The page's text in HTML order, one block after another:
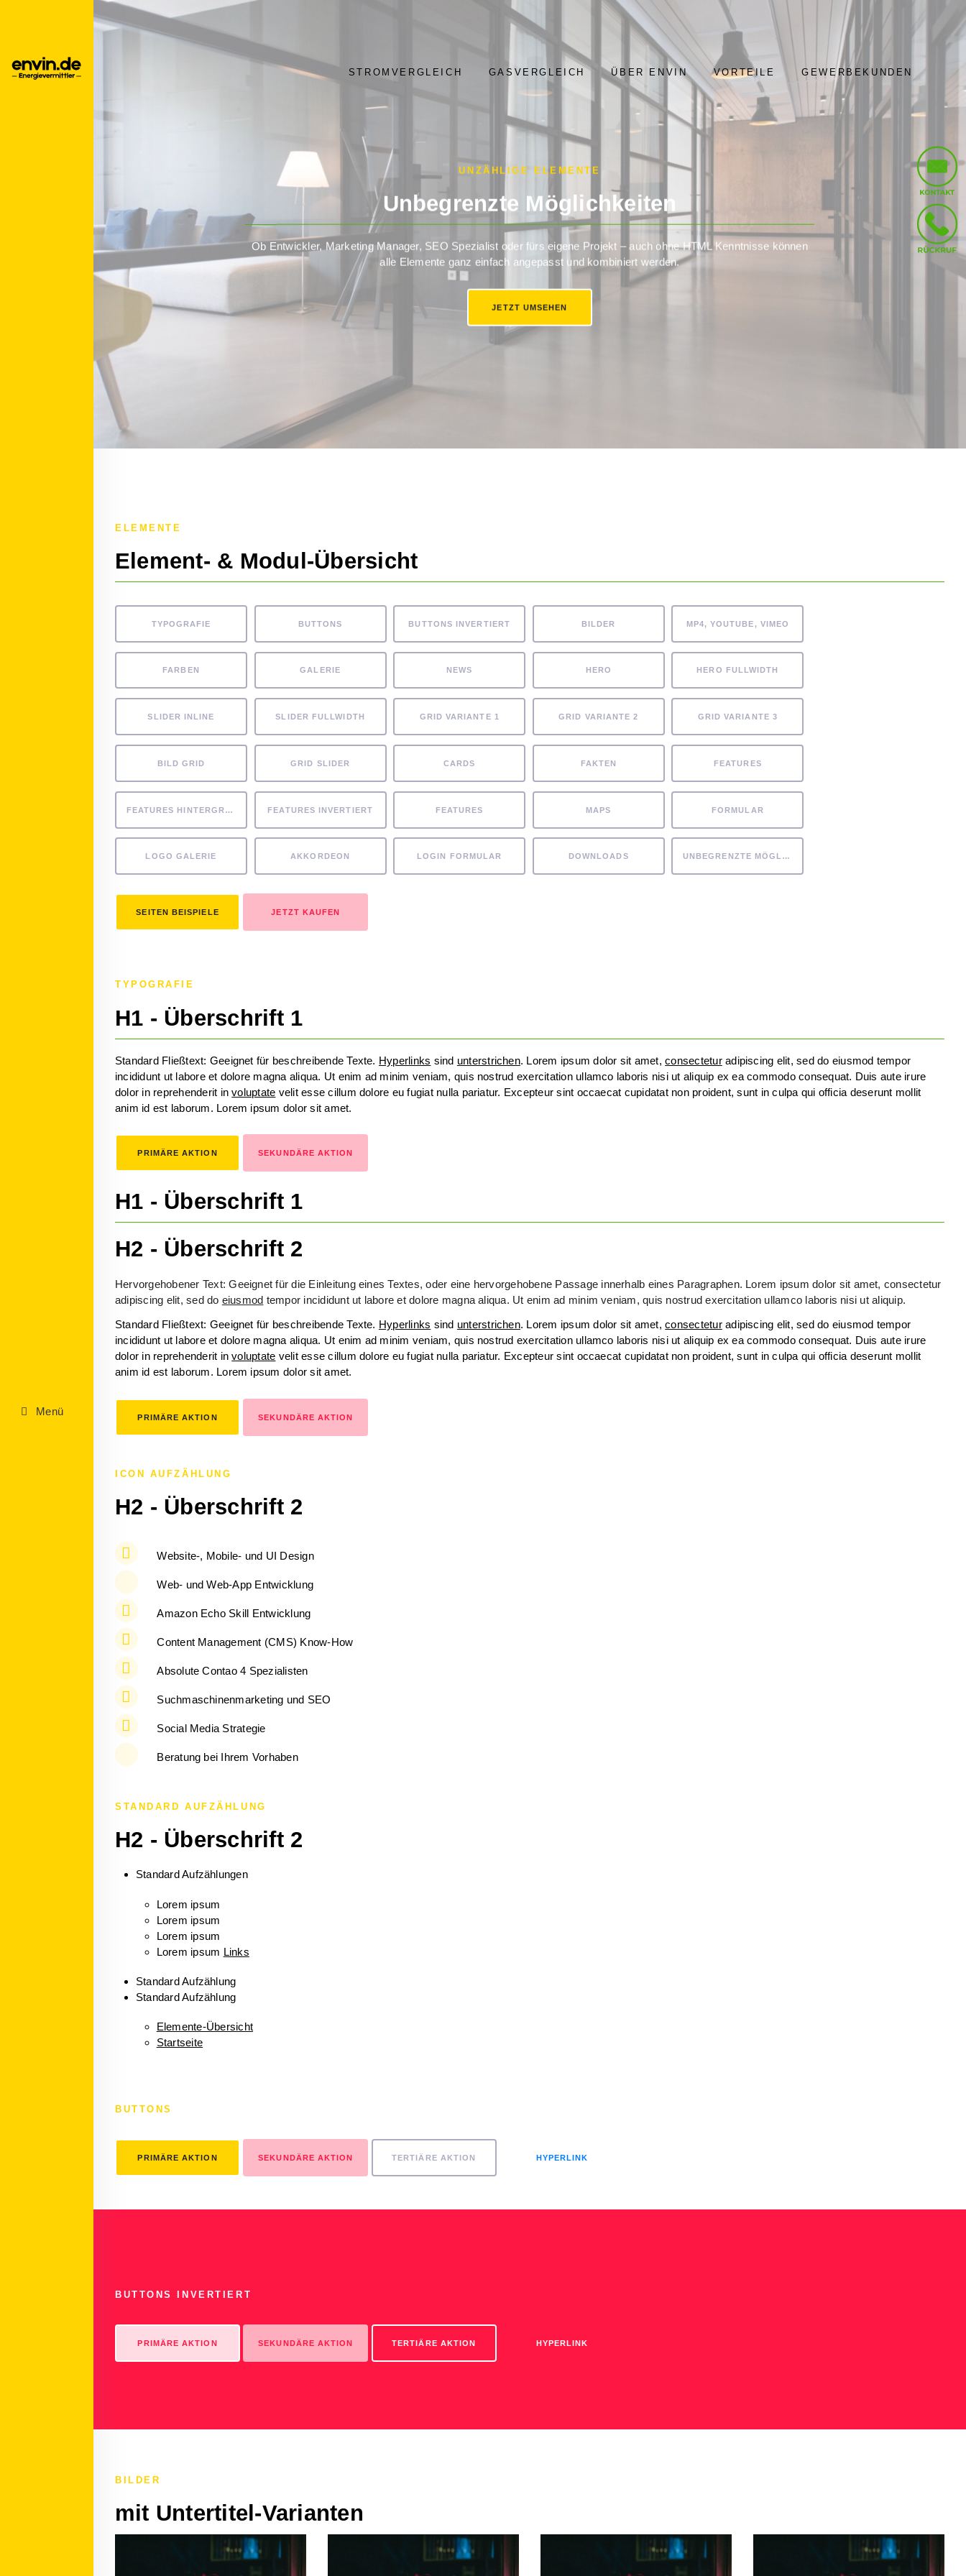
Menü
STROMVERGLEICH GASVERGLEICH ÜBER ENVIN VORTEILE GEWERBEKUNDEN
UNZÄHLIGE ELEMENTE
Unbegrenzte Möglichkeiten
Ob Entwickler, Marketing Manager, SEO Spezialist oder fürs eigene Projekt – auch ohne HTML Kenntnisse können
alle Elemente ganz einfach angepasst und kombiniert werden.
JETZT UMSEHEN
ELEMENTE
Element- & Modul-Übersicht
TYPOGRAFIE BUTTONS BUTTONS INVERTIERT BILDER MP4, YOUTUBE, VIMEO
FARBEN GALERIE NEWS HERO HERO FULLWIDTH
SLIDER INLINE SLIDER FULLWIDTH GRID VARIANTE 1 GRID VARIANTE 2 GRID VARIANTE 3
BILD GRID GRID SLIDER CARDS FAKTEN FEATURES
FEATURES HINTERGRUND FEATURES INVERTIERT FEATURES MAPS FORMULAR
LOGO GALERIE AKKORDEON LOGIN FORMULAR DOWNLOADS UNBEGRENZTE MÖGLICHKEITEN
SEITEN BEISPIELE JETZT KAUFEN
TYPOGRAFIE
H1 - Überschrift 1
Standard Fließtext: Geeignet für beschreibende Texte. Hyperlinks sind unterstrichen. Lorem ipsum dolor sit amet,consecteturadipiscing elit, sed do eiusmod tempor
incididunt ut labore et dolore magna aliqua. Ut enim ad minim veniam, quis nostrud exercitation ullamco laboris nisi ut aliquip ex ea commodo consequat. Duis aute irure
dolor in reprehenderit involuptate velit esse cillum dolore eu fugiat nulla pariatur. Excepteur sint occaecat cupidatat non proident, sunt in culpa qui officia deserunt mollit
anim id est laborum. Lorem ipsum dolor sit amet.
PRIMÄRE AKTION SEKUNDÄRE AKTION
H1 - Überschrift 1
H2 - Überschrift 2
Hervorgehobener Text: Geeignet für die Einleitung eines Textes, oder eine hervorgehobene Passage innerhalb eines Paragraphen. Lorem ipsum dolor sit amet, consectetur
adipiscing elit, sed do eiusmod tempor incididunt ut labore et dolore magna aliqua. Ut enim ad minim veniam, quis nostrud exercitation ullamco laboris nisi ut aliquip.
Standard Fließtext: Geeignet für beschreibende Texte. Hyperlinks sind unterstrichen. Lorem ipsum dolor sit amet,consecteturadipiscing elit, sed do eiusmod tempor
incididunt ut labore et dolore magna aliqua. Ut enim ad minim veniam, quis nostrud exercitation ullamco laboris nisi ut aliquip ex ea commodo consequat. Duis aute irure
dolor in reprehenderit involuptate velit esse cillum dolore eu fugiat nulla pariatur. Excepteur sint occaecat cupidatat non proident, sunt in culpa qui officia deserunt mollit
anim id est laborum. Lorem ipsum dolor sit amet.
PRIMÄRE AKTION SEKUNDÄRE AKTION
ICON AUFZÄHLUNG
H2 - Überschrift 2
Website-, Mobile- und UI Design
Web- und Web-App Entwicklung
Amazon Echo Skill Entwicklung
Content Management (CMS) Know-How
Absolute Contao 4 Spezialisten
Suchmaschinenmarketing und SEO
Social Media Strategie
Beratung bei Ihrem Vorhaben
STANDARD AUFZÄHLUNG
H2 - Überschrift 2
Standard Aufzählungen
Lorem ipsum
Lorem ipsum
Lorem ipsum
Lorem ipsum Links
Standard Aufzählung
Standard Aufzählung
Elemente-Übersicht
Startseite
BUTTONS
PRIMÄRE AKTION SEKUNDÄRE AKTION TERTIÄRE AKTION HYPERLINK
BUTTONS INVERTIERT
PRIMÄRE AKTION SEKUNDÄRE AKTION TERTIÄRE AKTION HYPERLINK
BILDER
mit Untertitel-Varianten